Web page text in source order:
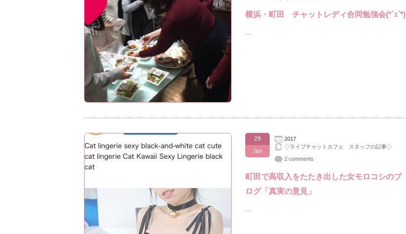
横浜・町田 チャットレディ合同勉強会(*´ｪ`*)
…
29
Jan
2017
◇ライブチャットカフェ スタッフの記事◇
2 comments
町田で高収入をたたき出した女モロコシのブ
ログ「真実の意見」
…